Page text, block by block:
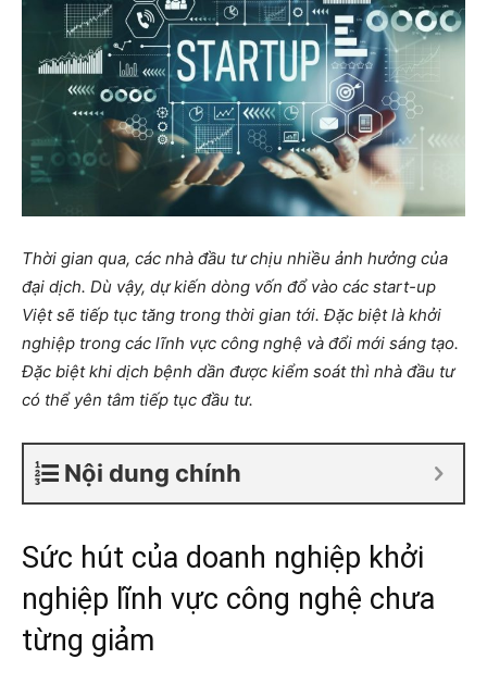
Thời gian qua, các nhà đầu tư chịu nhiều ảnh hưởng của
đại dịch. Dù vậy, dự kiến ​​dòng vốn đổ vào các start-up
Việt sẽ tiếp tục tăng trong thời gian tới. Đặc biệt là khởi
nghiệp trong các lĩnh vực công nghệ và đổi mới sáng tạo.
Đặc biệt khi dịch bệnh dần được kiểm soát thì nhà đầu tư
có thể yên tâm tiếp tục đầu tư.
Nội dung chính
Sức hút của doanh nghiệp khởi
nghiệp lĩnh vực công nghệ chưa
từng giảm